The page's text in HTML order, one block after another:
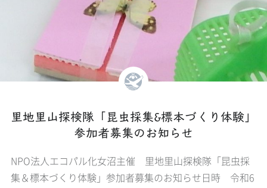
里地里山探検隊「昆虫採集&標本づくり体験」
参加者募集のお知らせ
NPO法人エコパル化女沼主催 里地里山探検隊「昆虫採
集＆標本づくり体験」参加者募集のお知らせ日時 令和6